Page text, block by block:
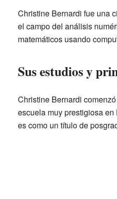
Christine Bernardi fue una
el campo del análisis
matemáticos usando
Sus estudios y
Christine Bernardi
escuela muy prestigiosa
es como un título de